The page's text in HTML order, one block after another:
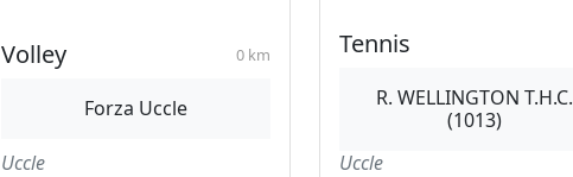
Volley 0 km
Forza Uccle
Uccle
Tennis
R. WELLINGTON T.H.C.
(1013)
Uccle